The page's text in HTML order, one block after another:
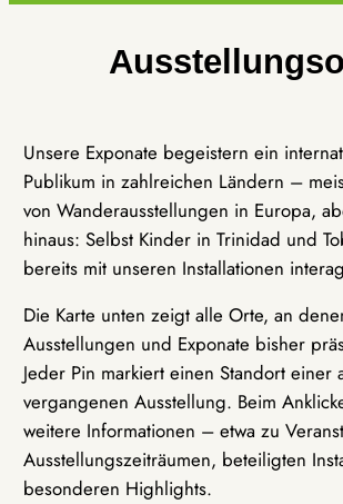
Unsere Exponate begeistern ein
Publikum in zahlreichen Ländern –
von Wanderausstellungen in Europa,
hinaus: Selbst Kinder in Trinidad und
bereits mit unseren Installationen
Die Karte unten zeigt alle Orte, an
Ausstellungen und Exponate bisher
Jeder Pin markiert einen Standort einer
vergangenen Ausstellung. Beim
weitere Informationen – etwa zu
Ausstellungszeiträumen, beteiligten
besonderen Highlights.